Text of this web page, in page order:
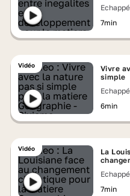
7min
Vidéo
Vivre
simple
6min
Vidéo
La
7min